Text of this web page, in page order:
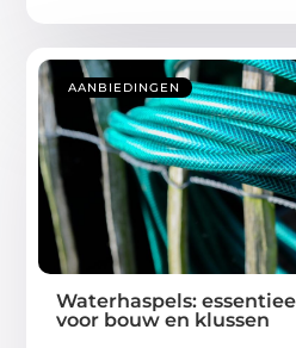
AANBIEDINGEN
Waterhaspels:
voor bouw en klussen